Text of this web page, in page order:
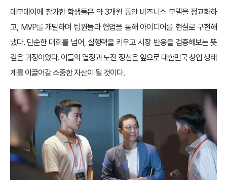
데모데이에 참가한 학생들은 약 3개월 동안 비즈니스 모델을 정교화하
고, MVP를 개발하며 팀원들과 협업을 통해 아이디어를 현실로 구현해
냈다. 단순한 대회를 넘어, 실행력을 키우고 시장 반응을 검증해보는 뜻
깊은 과정이었다. 이들의 열정과 도전 정신은 앞으로 대한민국 창업 생태
계를 이끌어갈 소중한 자산이 될 것이다.